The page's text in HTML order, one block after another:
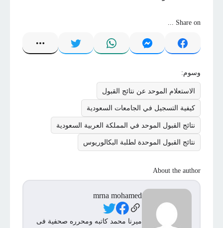
Share on ...
وسوم:
الاستعلام الموحد عن نتائج القبول
كيفية التسجيل في الجامعات السعودية
نتائج القبول الموحد في المملكة العربية السعودية
نتائج القبول الموحدة لطلبة البكالوريوس
About the author
mrna mohamed
Social Links
ميرنا محمد كاتبه ومحرره صحفية فى